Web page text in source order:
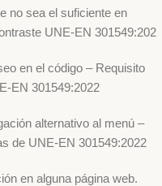
no sea el suficiente en
UNE-EN 301549:202
en el código – Requisito
EN 301549:2022
alternativo al menú –
de UNE-EN 301549:2022
en alguna página web.